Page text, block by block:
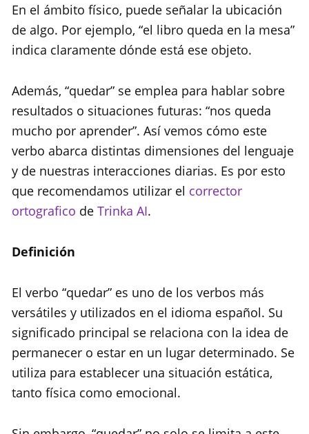
En el ámbito físico, puede señalar la ubicación
de algo. Por ejemplo, “el libro queda en la mesa”
indica claramente dónde está ese objeto.
Además, “quedar” se emplea para hablar sobre
resultados o situaciones futuras: “nos queda
mucho por aprender”. Así vemos cómo este
verbo abarca distintas dimensiones del lenguaje
y de nuestras interacciones diarias. Es por esto
que recomendamos utilizar el corrector
ortografico de Trinka AI.
Definición
El verbo “quedar” es uno de los verbos más
versátiles y utilizados en el idioma español. Su
significado principal se relaciona con la idea de
permanecer o estar en un lugar determinado. Se
utiliza para establecer una situación estática,
tanto física como emocional.